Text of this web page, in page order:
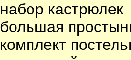
кастрюлек